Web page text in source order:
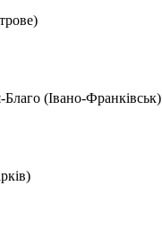
(Івано-Франківськ)